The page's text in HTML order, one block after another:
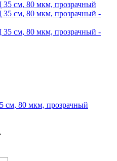
см, 80 мкм, прозрачный